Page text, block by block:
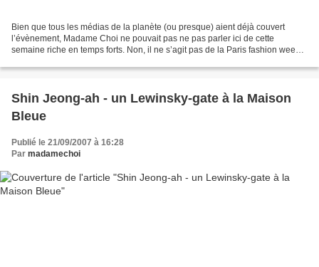
Bien que tous les médias de la planète (ou presque) aient déjà couvert
l’évènement, Madame Choi ne pouvait pas ne pas parler ici de cette
semaine riche en temps forts. Non, il ne s’agit pas de la Paris fashion week
Shin Jeong-ah - un Lewinsky-gate à la Maison
Bleue
Publié le 21/09/2007 à 16:28
Par madamechoi